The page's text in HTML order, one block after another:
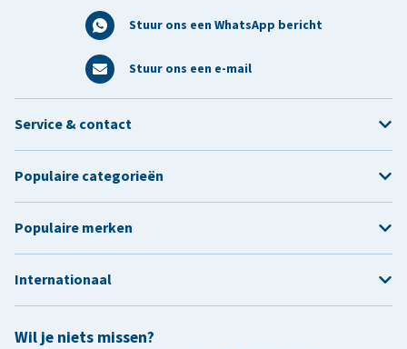
Stuur ons een WhatsApp bericht
Stuur ons een e-mail
Wil je niets missen?
Service & contact
Populaire categorieën
Populaire merken
Internationaal